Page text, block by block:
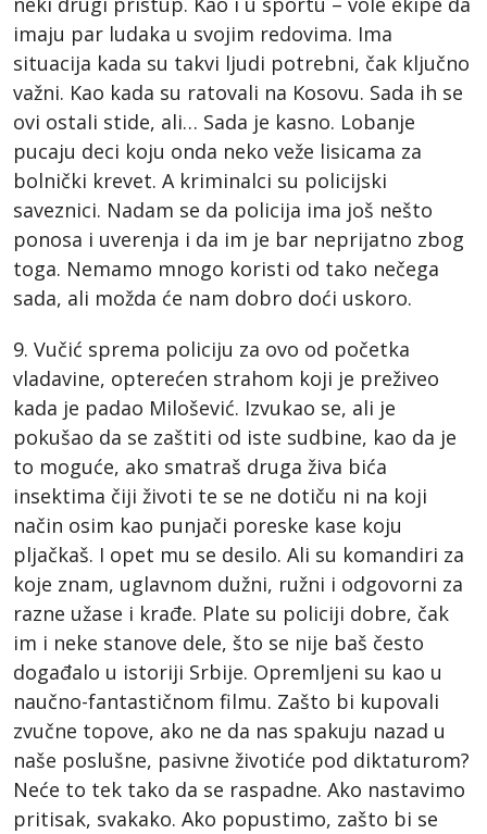
imaju par ludaka u svojim redovima. Ima
situacija kada su takvi ljudi potrebni, čak ključno
važni. Kao kada su ratovali na Kosovu. Sada ih se
ovi ostali stide, ali… Sada je kasno. Lobanje
pucaju deci koju onda neko veže lisicama za
bolnički krevet. A kriminalci su policijski
saveznici. Nadam se da policija ima još nešto
ponosa i uverenja i da im je bar neprijatno zbog
toga. Nemamo mnogo koristi od tako nečega
sada, ali možda će nam dobro doći uskoro.
9. Vučić sprema policiju za ovo od početka
vladavine, opterećen strahom koji je preživeo
kada je padao Milošević. Izvukao se, ali je
pokušao da se zaštiti od iste sudbine, kao da je
to moguće, ako smatraš druga živa bića
insektima čiji životi te se ne dotiču ni na koji
način osim kao punjači poreske kase koju
pljačkaš. I opet mu se desilo. Ali su komandiri za
koje znam, uglavnom dužni, ružni i odgovorni za
razne užase i krađe. Plate su policiji dobre, čak
im i neke stanove dele, što se nije baš često
događalo u istoriji Srbije. Opremljeni su kao u
naučno-fantastičnom filmu. Zašto bi kupovali
zvučne topove, ako ne da nas spakuju nazad u
naše poslušne, pasivne životiće pod diktaturom?
Neće to tek tako da se raspadne. Ako nastavimo
pritisak, svakako. Ako popustimo, zašto bi se